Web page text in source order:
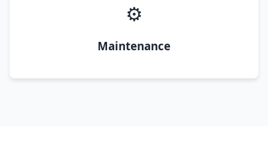
⚙️
Maintenance